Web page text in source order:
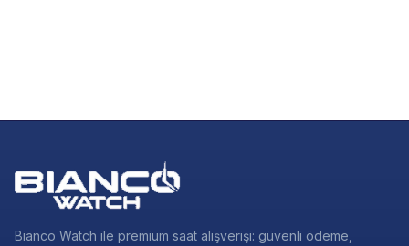
Bianco Watch ile premium saat alışverişi: güvenli ödeme,